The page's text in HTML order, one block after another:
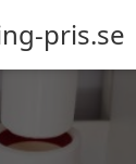
pris.se